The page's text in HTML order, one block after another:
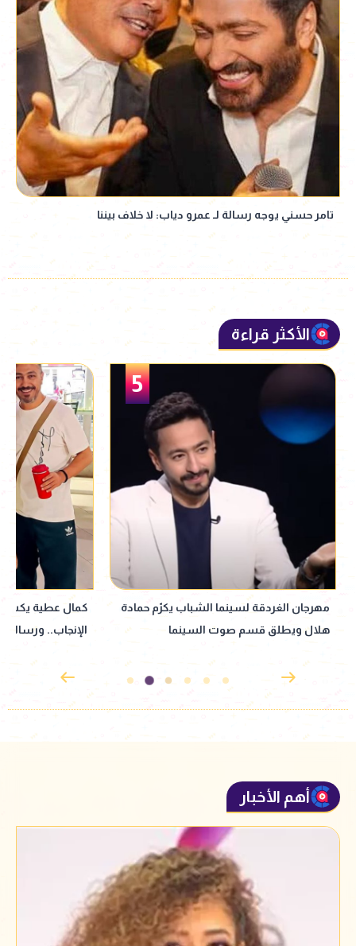
تامر حسني يوجه رسالة لـ عمرو دياب: لا خلاف بيننا
الأكثر قراءة
5
مهرجان الغردقة لسينما الشباب يكرّم حمادة
هلال ويطلق قسم صوت السينما
الإنجاب..
أهم الأخبار